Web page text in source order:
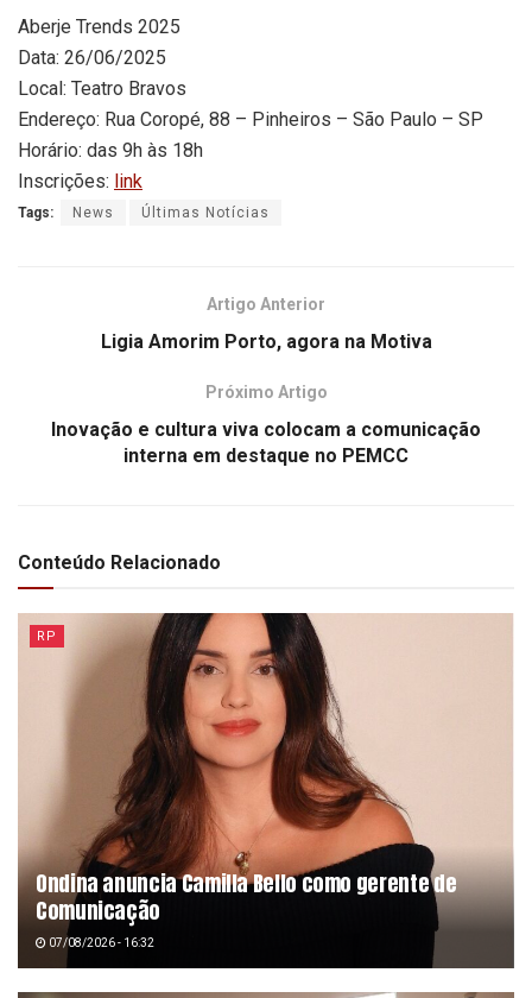
Aberje Trends 2025
Data: 26/06/2025
Local: Teatro Bravos
Endereço: Rua Coropé, 88 – Pinheiros – São Paulo – SP
Horário: das 9h às 18h
Inscrições: link
Tags: News Últimas Notícias
Artigo Anterior
Ligia Amorim Porto, agora na Motiva
Próximo Artigo
Inovação e cultura viva colocam a comunicação
interna em destaque no PEMCC
Conteúdo Relacionado
RP
Ondina anuncia Camilla Bello como gerente de
Comunicação
07/08/2026 - 16:32